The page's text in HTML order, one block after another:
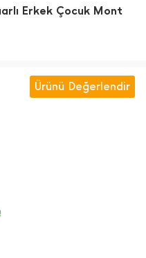
Erkek Çocuk Mont
Ürünü Değerlendir